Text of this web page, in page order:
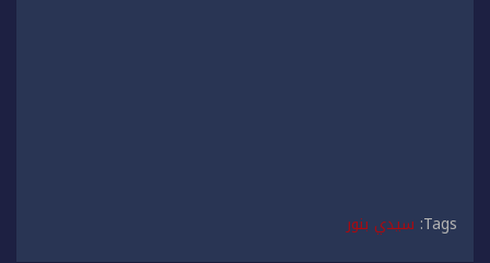
Tags: سيدي بنور